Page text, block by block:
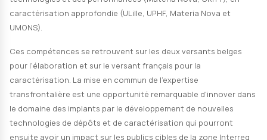
fonctionnelles.
Dans ce contexte, l'innovation apportée par le projet
l'élaboration et la combinaison de technologies de
de surface par voies plasma et sèche pour
nanostructurer la surface (en Ti) pour répondre au
charges exigeant des cliniciens et des hôpitaux et